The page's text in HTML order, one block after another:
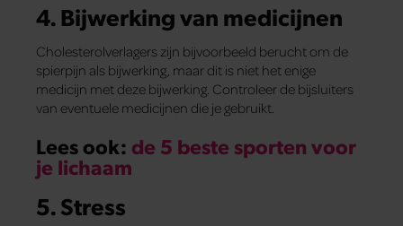
4. Bijwerking van medicijnen
Cholesterolverlagers zijn bijvoorbeeld berucht om de
spierpijn als bijwerking, maar dit is niet het enige
medicijn met deze bijwerking. Controleer de bijsluiters
van eventuele medicijnen die je gebruikt.
Lees ook: de 5 beste sporten voor
je lichaam
5. Stress